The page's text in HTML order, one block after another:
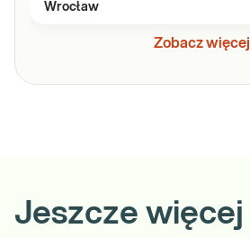
Wrocław
Zobacz więcej
Jeszcze więcej